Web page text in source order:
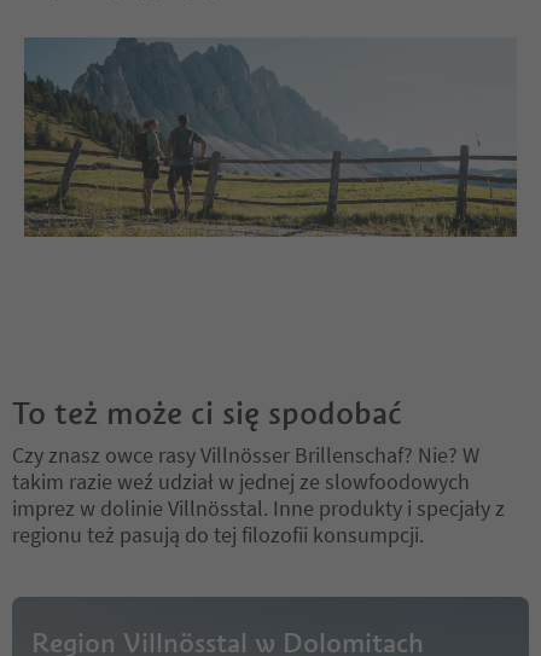
To też może ci się spodobać
Czy znasz owce rasy Villnösser Brillenschaf? Nie? W
takim razie weź udział w jednej ze slowfoodowych
imprez w dolinie Villnösstal. Inne produkty i specjały z
regionu też pasują do tej filozofii konsumpcji.
Region Villnösstal w Dolomitach